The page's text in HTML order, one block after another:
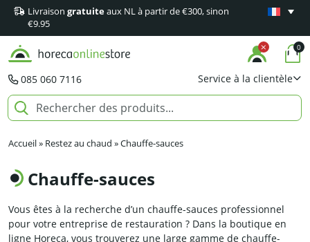
Livraison gratuiteaux NL à partir de €300, sinon
€9.95
Garantie
085 060 7116 Service à la clientèle
0
Accueil» Restez au chaud »Chauffe-sauces
Chauffe-sauces
Vous êtes à la recherche d’un chauffe-sauces professionnel
pour votre entreprise de restauration ? Dans la boutique en
ligne Horeca, vous trouverez une large gamme de chauffe-